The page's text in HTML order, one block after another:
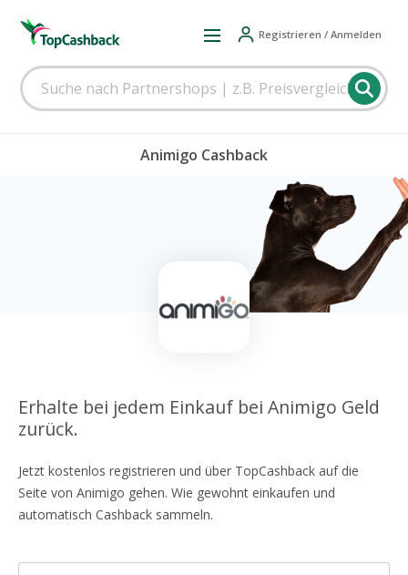
Registrieren / Anmelden
Animigo Cashback
Erhalte bei jedem Einkauf bei Animigo Geld
zurück.
Jetzt kostenlos registrieren und über TopCashback auf die
Seite von Animigo gehen. Wie gewohnt einkaufen und
automatisch Cashback sammeln.